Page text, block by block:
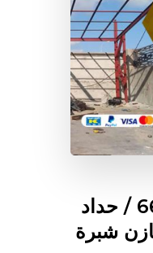
رقم حداد الدوحة / 66405051 / حداد
شبرة